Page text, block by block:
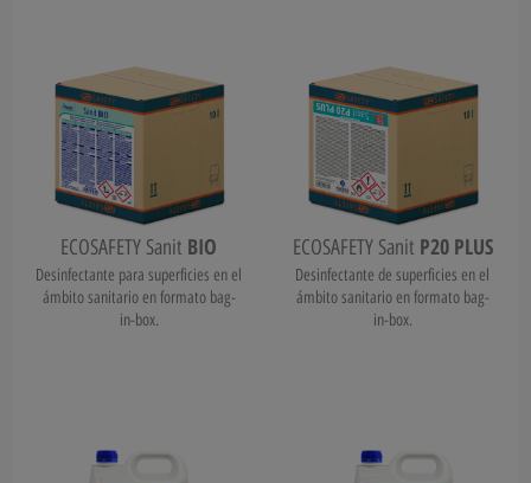
ECOSAFETY Sanit BIO
Desinfectante para superficies en el
ámbito sanitario en formato bag-
in-box.
ECOSAFETY Sanit P20 PLUS
Desinfectante de superficies en el
ámbito sanitario en formato bag-
in-box.